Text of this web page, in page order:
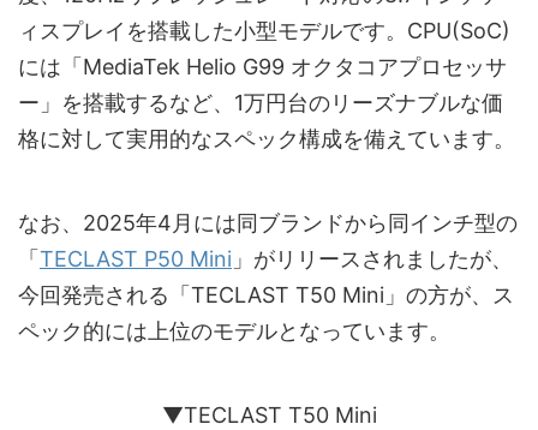
ィスプレイを搭載した小型モデルです。CPU(SoC)
には「MediaTek Helio G99 オクタコアプロセッサ
ー」を搭載するなど、1万円台のリーズナブルな価
格に対して実用的なスペック構成を備えています。
なお、2025年4月には同ブランドから同インチ型の
「 TECLAST P50 Mini 」がリリースされましたが、
今回発売される「TECLAST T50 Mini」の方が、ス
ペック的には上位のモデルとなっています。
▼TECLAST T50 Mini